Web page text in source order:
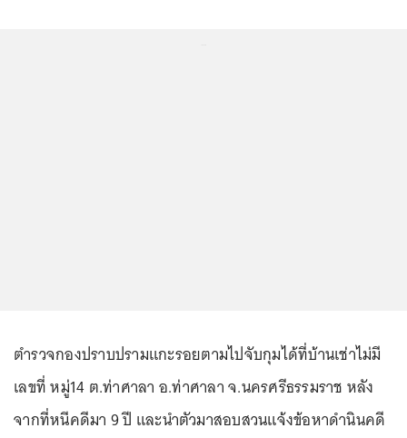
ตำรวจกองปราบปรามแกะรอยตามไปจับกุมได้ที่บ้านเช่าไม่มี
เลขที่ หมู่14 ต.ท่าศาลา อ.ท่าศาลา จ.นครศรีธรรมราช หลัง
จากที่หนีคดีมา 9 ปี และนำตัวมาสอบสวนแจ้งข้อหาดำนินคดี